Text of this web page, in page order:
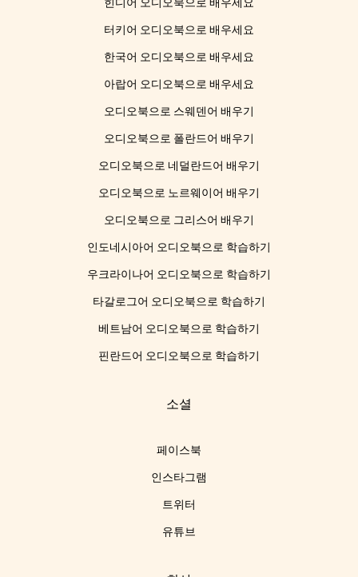
터키어 오디오북으로 배우세요
한국어 오디오북으로 배우세요
아랍어 오디오북으로 배우세요
오디오북으로 스웨덴어 배우기
오디오북으로 폴란드어 배우기
오디오북으로 네덜란드어 배우기
오디오북으로 노르웨이어 배우기
오디오북으로 그리스어 배우기
인도네시아어 오디오북으로 학습하기
우크라이나어 오디오북으로 학습하기
타갈로그어 오디오북으로 학습하기
베트남어 오디오북으로 학습하기
핀란드어 오디오북으로 학습하기
소셜
페이스북
인스타그램
트위터
유튜브